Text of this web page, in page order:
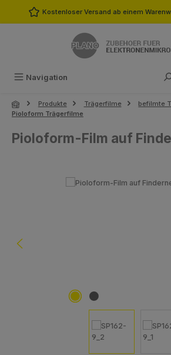
Zum Hauptinhalt springen
Kostenloser Versand ab einem
Navigation
Produkte Trägerfilme
befilmte
Pioloform Trägerfilme
Pioloform-Film auf
Bildergalerie überspringen